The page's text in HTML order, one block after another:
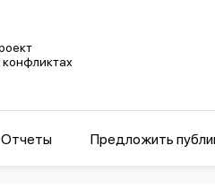
конфликтах
Отчеты Предложить